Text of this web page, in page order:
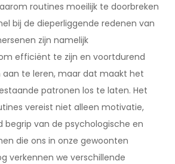
routines moeilijk te doorbreken
bij de dieperliggende redenen van
zijn namelijk
efficiënt te zijn en voortdurend
aan te leren, maar dat maakt het
patronen los te laten. Het
vereist niet alleen motivatie,
begrip van de psychologische en
die ons in onze gewoonten
verkennen we verschillende